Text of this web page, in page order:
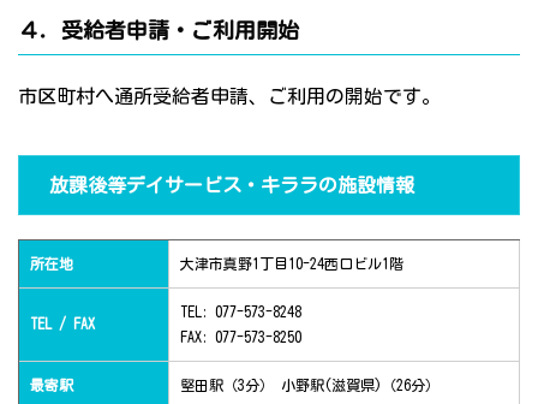
４．受給者申請・ご利用開始
市区町村へ通所受給者申請、ご利用の開始です。
放課後等デイサービス・キララの施設情報
所在地 大津市真野1丁目10-24西口ビル1階
TEL / FAX
TEL: 077-573-8248
FAX: 077-573-8250
最寄駅 堅田駅（3分） 小野駅(滋賀県)（26分）